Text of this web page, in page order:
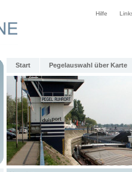
Hilfe
Start Pegelauswahl über Karte